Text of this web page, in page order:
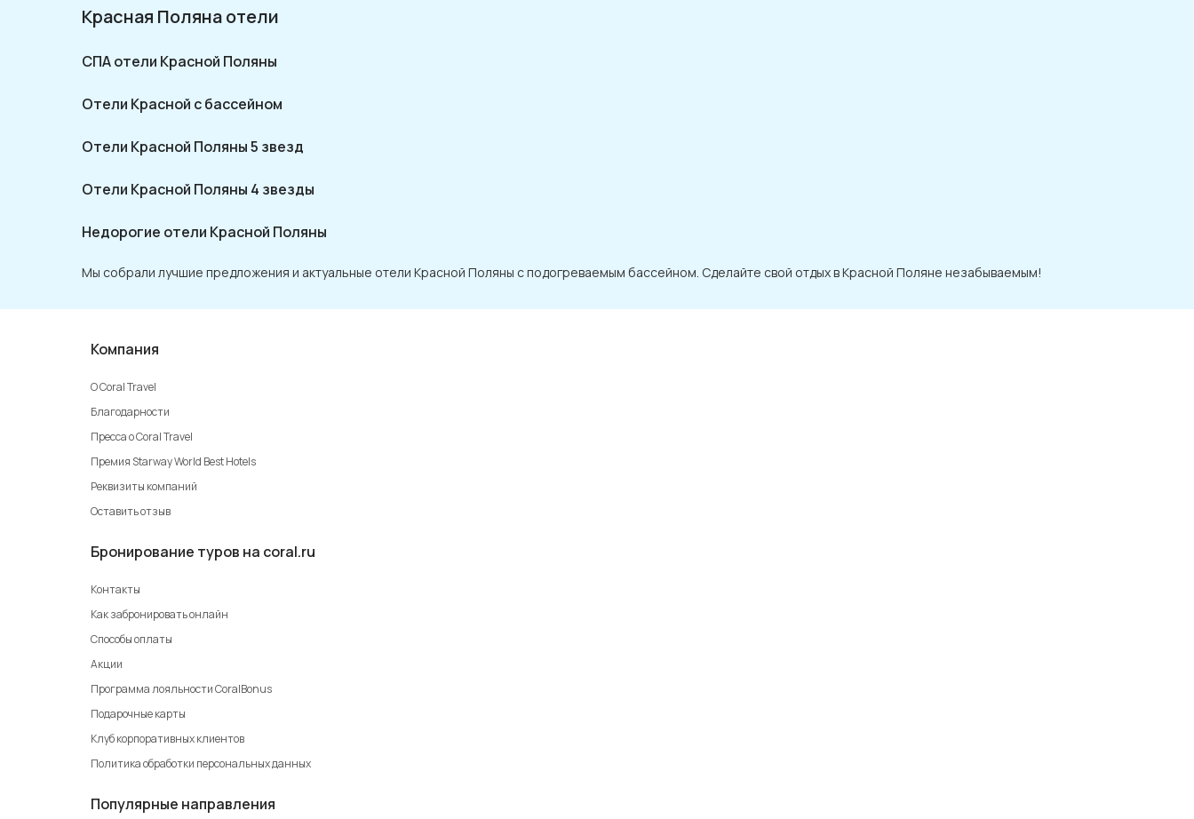
Красная Поляна отели
СПА отели Красной Поляны
Отели Красной с бассейном
Отели Красной Поляны 5 звезд
Отели Красной Поляны 4 звезды
Недорогие отели Красной Поляны
Мы собрали лучшие предложения и актуальные отели Красной Поляны с подогреваемым бассейном. Сделайте свой отдых в Красной Поляне незабываемым!
Компания
О Coral Travel
Благодарности
Пресса о Coral Travel
Премия Starway World Best Hotels
Реквизиты компаний
Оставить отзыв
Бронирование туров на coral.ru
Контакты
Как забронировать онлайн
Способы оплаты
Акции
Программа лояльности CoralBonus
Подарочные карты
Клуб корпоративных клиентов
Политика обработки персональных данных
Популярные направления